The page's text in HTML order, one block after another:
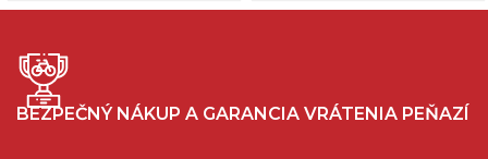
BEZPEČNÝ NÁKUP A GARANCIA VRÁTENIA PEŇAZÍ